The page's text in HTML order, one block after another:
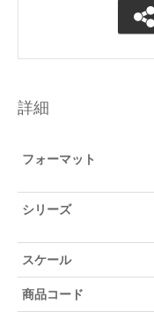
詳細
フォーマット
シリーズ
スケール
商品コード